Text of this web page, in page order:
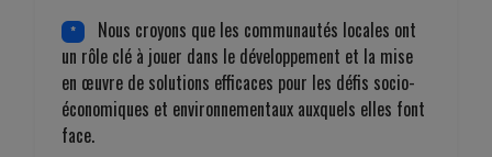
*
Nous croyons que les communautés locales ont
un rôle clé à jouer dans le développement et la mise
en œuvre de solutions efficaces pour les défis socio-
économiques et environnementaux auxquels elles font
face.